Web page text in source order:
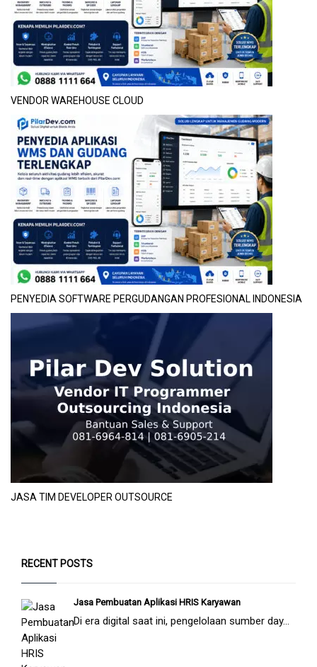
VENDOR WAREHOUSE CLOUD
PENYEDIA SOFTWARE PERGUDANGAN PROFESIONAL INDONESIA
JASA TIM DEVELOPER OUTSOURCE
RECENT POSTS
Jasa Pembuatan Aplikasi HRIS Karyawan
Di era digital saat ini, pengelolaan sumber day...